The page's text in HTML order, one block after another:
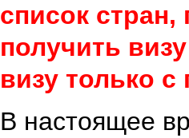
список стран,
получить
визу только
В настоящее